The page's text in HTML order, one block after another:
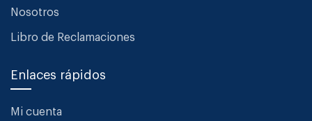
Nosotros
Libro de Reclamaciones
Enlaces rápidos
Mi cuenta